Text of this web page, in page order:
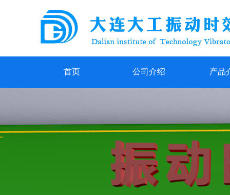
首页 公司介绍 产品